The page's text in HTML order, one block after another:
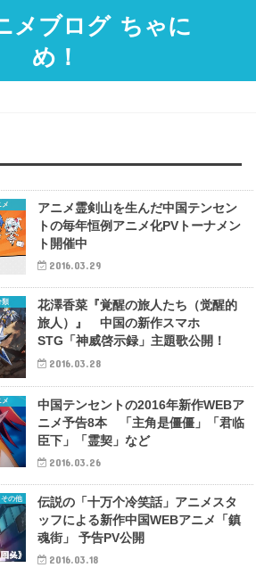
メブログ ちゃに
め！
メ
アニメ霊剣山を生んだ中国テンセン
トの毎年恒例アニメ化PVトーナメン
ト開催中
2016.03.29
類
花澤香菜『覚醒の旅人たち（觉醒的
旅人）』 中国の新作スマホ
STG「神威啓示録」主題歌公開！
2016.03.28
メ
中国テンセントの2016年新作WEBア
ニメ予告8本 「主角是僵僵」「君临
臣下」「霊契」など
2016.03.26
の他
伝説の「十万个冷笑話」アニメスタ
ッフによる新作中国WEBアニメ「鎮
魂街」 予告PV公開
2016.03.18